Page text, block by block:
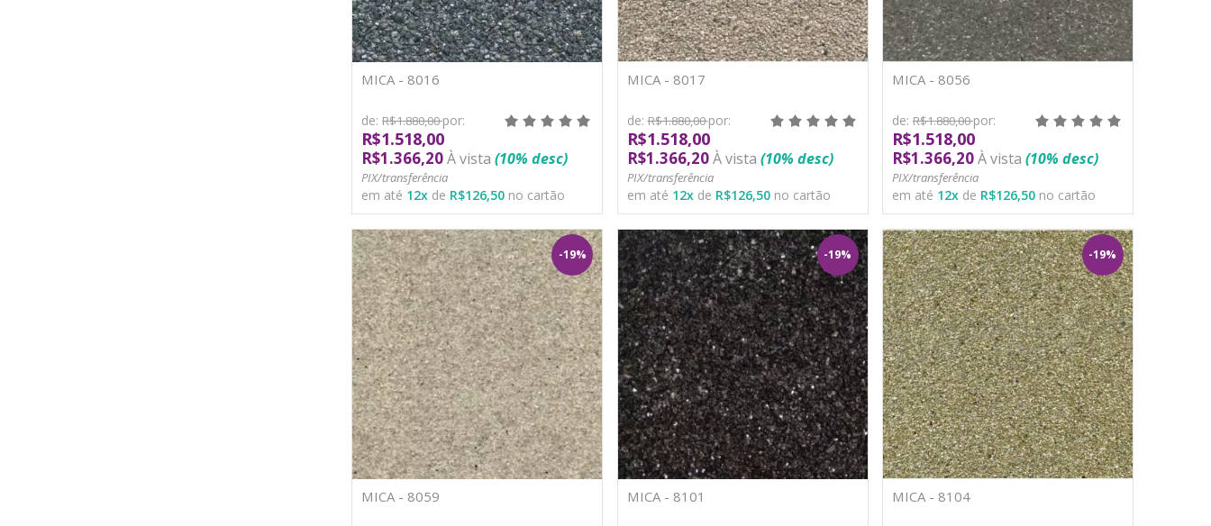
MICA - 8016
de: R$1.880,00por:
R$1.518,00
R$1.366,20À vista (10% desc)
PIX/transferência
em até 12x de R$126,50 no cartão
MICA - 8017
de: R$1.880,00por:
R$1.518,00
R$1.366,20 À vista (10% desc)
PIX/transferência
em até 12xde R$126,50no cartão
MICA - 8056
de: R$1.880,00por:
R$1.518,00
R$1.366,20À vista (10% desc)
PIX/transferência
em até 12xde R$126,50no cartão
-19%
MICA - 8059
-19%
MICA - 8101
-19%
MICA - 8104